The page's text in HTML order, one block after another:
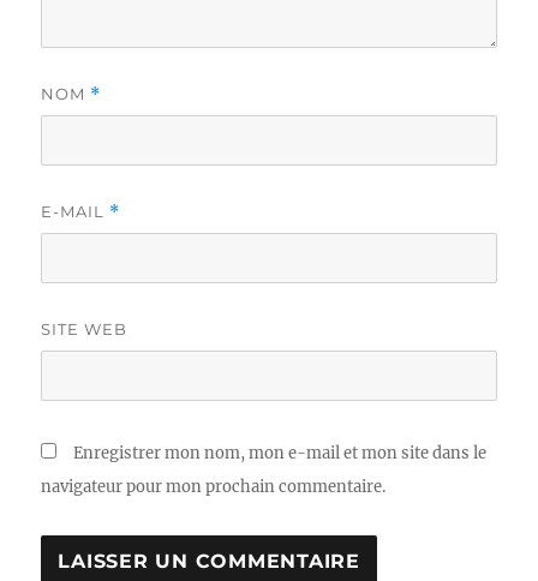
NOM *
E-MAIL *
SITE WEB
Enregistrer mon nom, mon e-mail et mon site dans le
navigateur pour mon prochain commentaire.